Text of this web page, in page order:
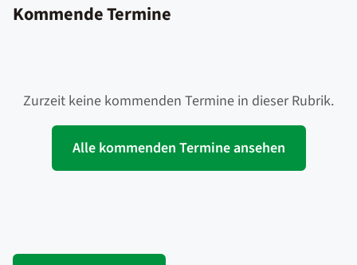
Kommende Termine
Zurzeit keine kommenden Termine in dieser Rubrik.
Alle kommenden Termine ansehen